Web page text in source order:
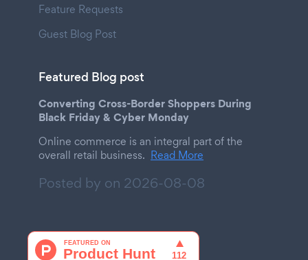
Feature Requests
Guest Blog Post
Featured Blog post
Converting Cross-Border Shoppers During
Black Friday & Cyber Monday
Online commerce is an integral part of the
overall retail business. Read More
Posted by on 2026-08-08